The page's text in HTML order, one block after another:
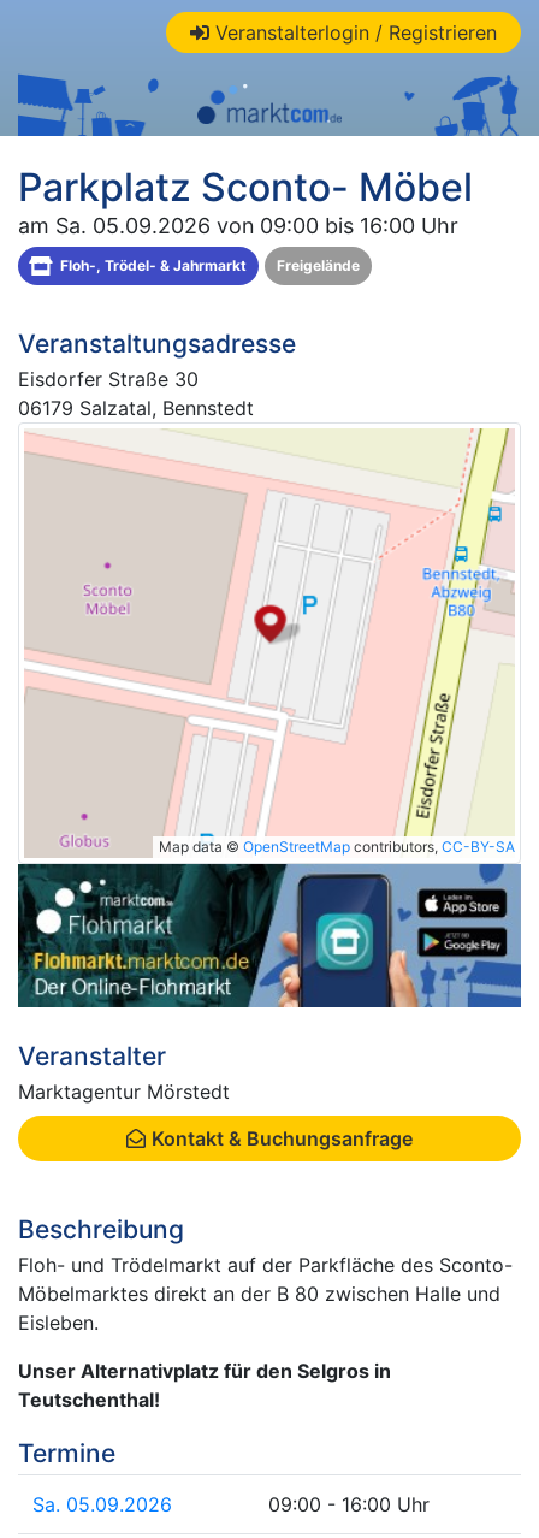
Veranstalterlogin / Registrieren
Parkplatz Sconto- Möbel
am Sa. 05.09.2026 von 09:00 bis 16:00 Uhr
Floh-, Trödel- & Jahrmarkt Freigelände
Veranstaltungsadresse
Eisdorfer Straße 30
06179 Salzatal, Bennstedt
Map data © OpenStreetMap contributors, CC-BY-SA
Veranstalter
Marktagentur Mörstedt
Kontakt & Buchungsanfrage
Beschreibung
Floh- und Trödelmarkt auf der Parkfläche des Sconto-
Möbelmarktes direkt an der B 80 zwischen Halle und
Eisleben.
Unser Alternativplatz für den Selgros in
Teutschenthal!
Termine
Sa. 05.09.2026 09:00 - 16:00 Uhr